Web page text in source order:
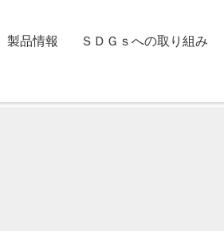
製品情報 ＳＤＧｓへの取り組み